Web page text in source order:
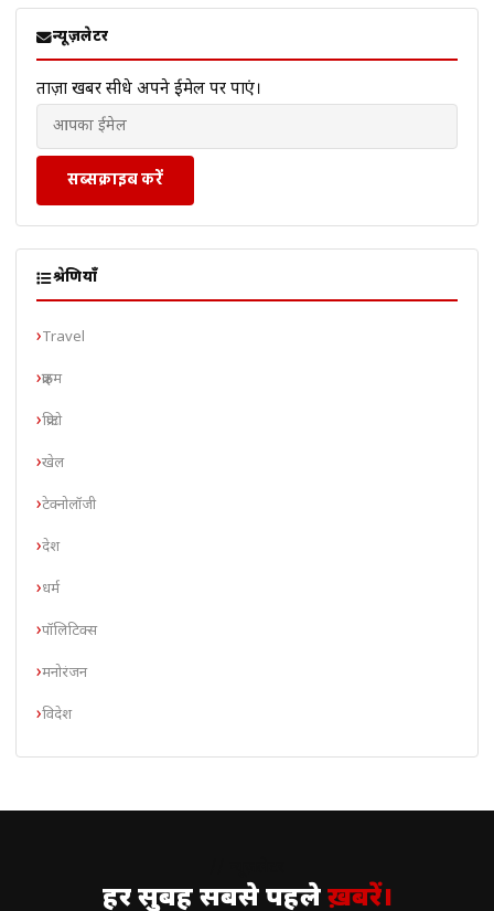
न्यूज़लेटर
ताज़ा खबरें सीधे अपने ईमेल पर पाएं।
सब्सक्राइब करें
श्रेणियाँ
Travel
क्राइम
क्रिप्टो
खेल
टेक्नोलॉजी
देश
धर्म
पॉलिटिक्स
मनोरंजन
विदेश
हर सुबह सबसे पहलेख़बरें।